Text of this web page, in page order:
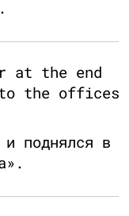
at the end
the offices
и поднялся в